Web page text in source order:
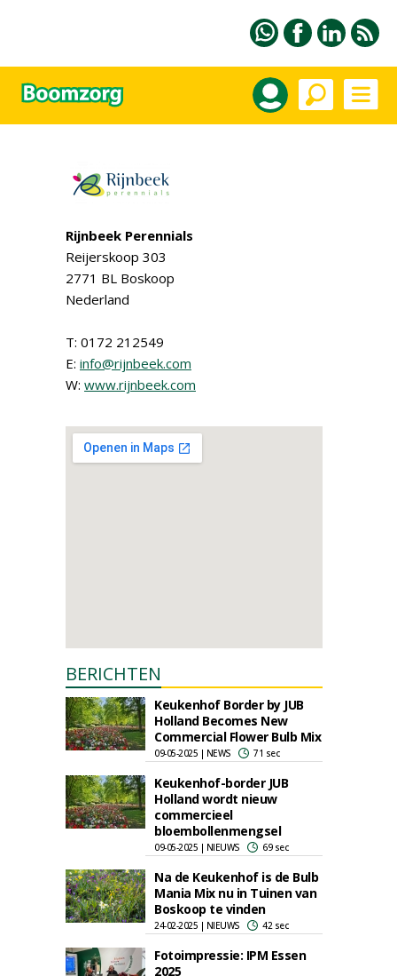
Rijnbeek Perennials
Reijerskoop 303
2771 BL Boskoop
Nederland
T: 0172 212549
E: info@rijnbeek.com
W: www.rijnbeek.com
BERICHTEN
Keukenhof Border by JUB
Holland Becomes New
Commercial Flower Bulb Mix
09-05-2025 | NEWS 71 sec
Keukenhof-border JUB
Holland wordt nieuw
commercieel
bloembollenmengsel
09-05-2025 | NIEUWS 69 sec
Na de Keukenhof is de Bulb
Mania Mix nu in Tuinen van
Boskoop te vinden
24-02-2025 | NIEUWS 42 sec
Fotoimpressie: IPM Essen
2025